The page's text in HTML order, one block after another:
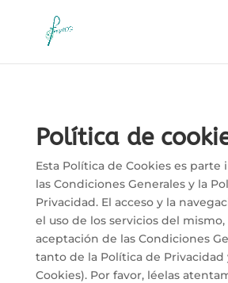
Política de
Esta Política de Cookies es
las Condiciones Generales y la
Privacidad. El acceso y la
el uso de los servicios del
aceptación de las Condiciones
tanto de la Política de Privacidad
Cookies). Por favor, léelas